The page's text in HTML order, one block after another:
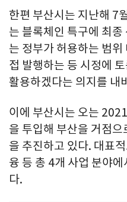
한편 부산시는 지난해 7
는 블록체인 특구에 최종
는 정부가 허용하는 범
접 발행하는 등 시정에
활용하겠다는 의지를 내
이에 부산시는 오는
을 투입해 부산을 거점
을 추진하고 있다. 대표
융 등 총 4개 사업 분야
다.